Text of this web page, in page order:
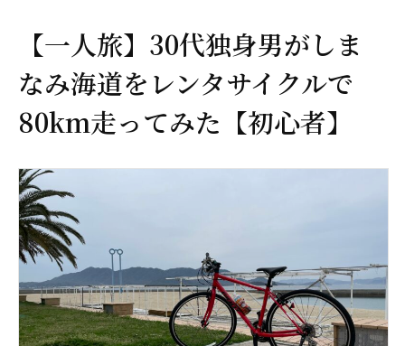
【一人旅】30代独身男がしま
なみ海道をレンタサイクルで
80km走ってみた【初心者】